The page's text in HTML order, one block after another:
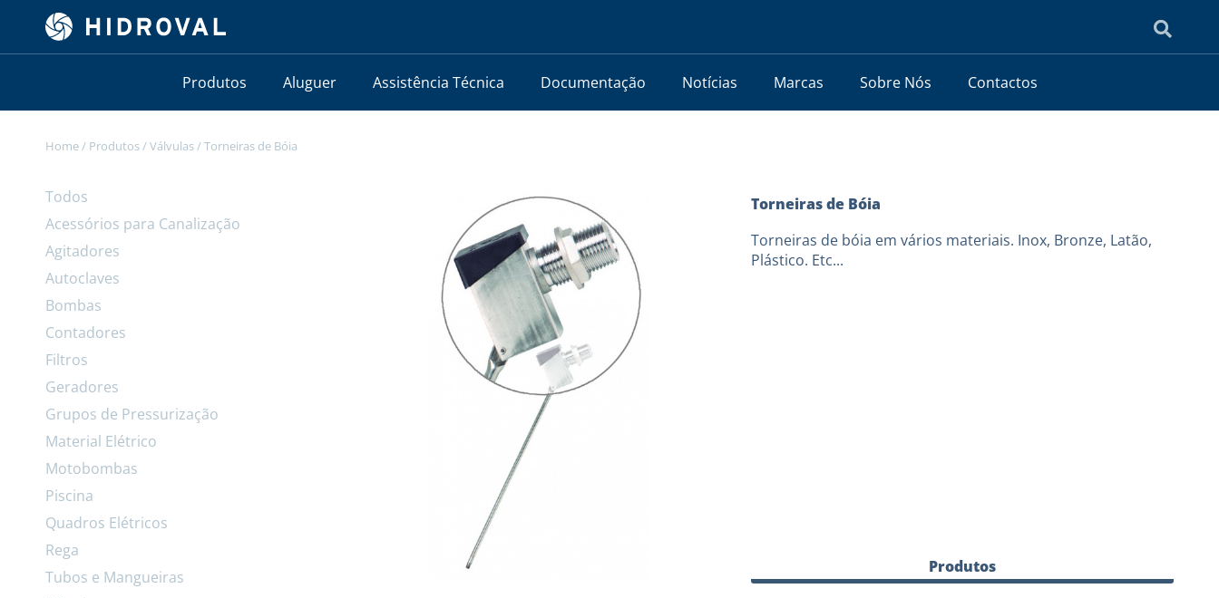
Produtos Aluguer Assistência Técnica Documentação Notícias Marcas Sobre Nós Contactos
Home / Produtos /Válvulas /Torneiras de Bóia
Todos
Acessórios para Canalização
Agitadores
Autoclaves
Bombas
Contadores
Filtros
Geradores
Grupos de Pressurização
Material Elétrico
Motobombas
Piscina
Quadros Elétricos
Rega
Tubos e Mangueiras
Torneiras de Bóia
Torneiras de bóia em vários materiais. Inox, Bronze, Latão,
Plástico. Etc...
Produtos